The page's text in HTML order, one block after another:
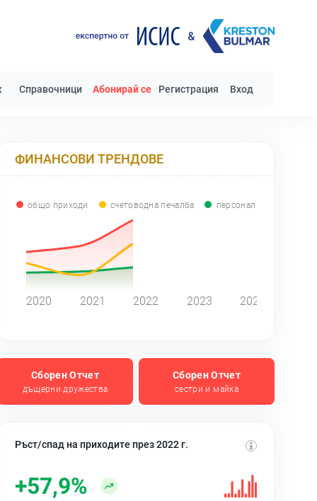
Справочници Абонирай се Регистрация Вход
ФИНАНСОВИ ТРЕНДОВЕ
общо приходи счетоводна печалба персонал
2020 2021 2022 2023 2024
Сборен Отчет
дъщерни дружества
Сборен Отчет
сестри и майка
Ръст/спад на приходите през 2022 г.
+57,9%